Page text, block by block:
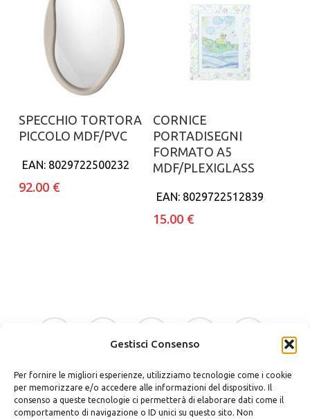
Gestisci Consenso
Per fornire le migliori esperienze, utilizziamo tecnologie come i cookie
per memorizzare e/o accedere alle informazioni del dispositivo. Il
consenso a queste tecnologie ci permetterà di elaborare dati come il
comportamento di navigazione o ID unici su questo sito. Non
Aggiungi al carrello
SPECCHIO TORTORA
PICCOLO MDF/PVC
EAN: 8029722500232
92.00 €
Aggiungi al carrello
CORNICE
PORTADISEGNI
FORMATO A5
MDF/PLEXIGLASS
EAN: 8029722512839
15.00 €
facebook
google-
instagram whatsapp tiktok
phone email